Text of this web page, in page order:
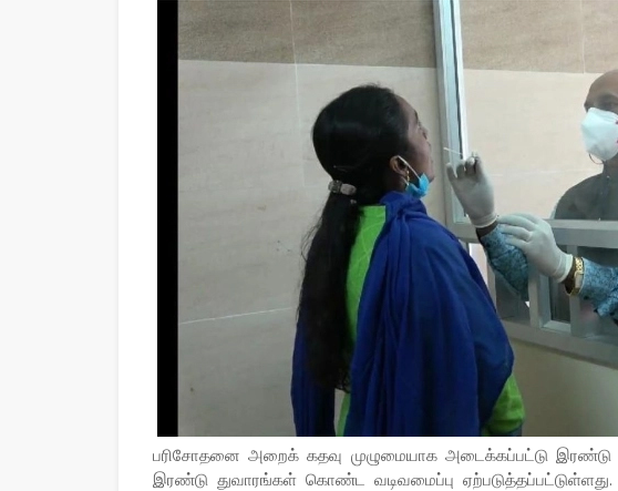
பரிசோதனை அறைக் கதவு முழுமையாக அடைக்கப்பட்டு
இரண்டு துவாரங்கள் கொண்ட வடிவமைப்பு